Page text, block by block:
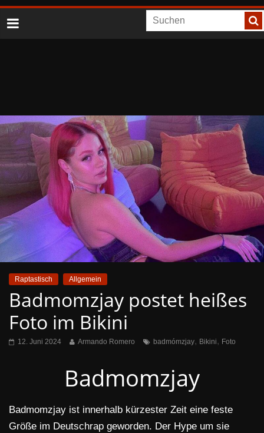
Raptastisch Allgemein
Badmomzjay postet heißes
Foto im Bikini
12. Juni 2024 Armando Romero badmómzjay, Bikini, Foto
Badmomzjay
Badmomzjay ist innerhalb kürzester Zeit eine feste
Größe im Deutschrap geworden. Der Hype um sie